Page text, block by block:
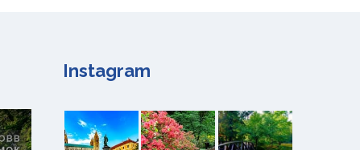
Instagram